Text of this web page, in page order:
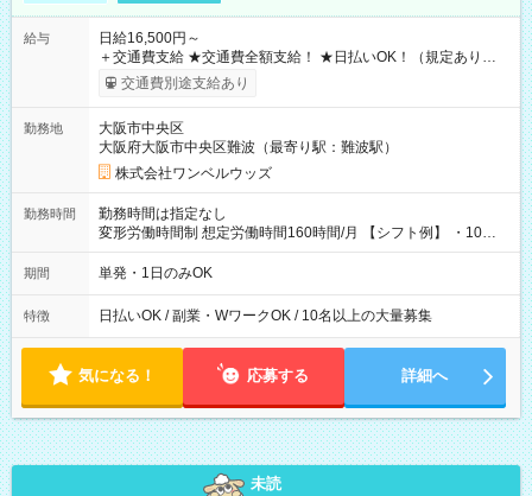
給与
日給16,500円～
＋交通費支給 ★交通費全額支給！ ★日払いOK！（規定あり） ┗
働いたその日に現金GET♪ お仕事後はコンビニATMから 日払
交通費別途支給あり
勤務地
大阪市中央区
大阪府大阪市中央区難波（最寄り駅：難波駅）
株式会社ワンベルウッズ
勤務時間
勤務時間は指定なし
変形労働時間制 想定労働時間160時間/月 【シフト例】 ・10：
00～20：00
期間 単発・1日のみOK
特徴 日払いOK / 副業・WワークOK / 10名以上の大量募集
気になる！ 応募する 詳細へ
未読